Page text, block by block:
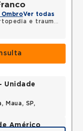
Ver todas
e traumatologia
Unidade
Maua, SP,
Américo